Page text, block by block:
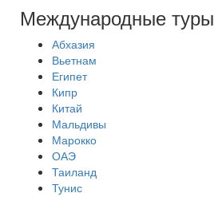
Международные туры
Абхазия
Вьетнам
Египет
Кипр
Китай
Мальдивы
Марокко
ОАЭ
Таиланд
Тунис